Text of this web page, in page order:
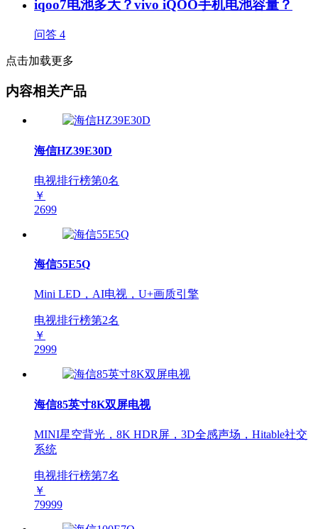
iqoo7电池多大？vivo iQOO手机电池容量？
问答 4
点击加载更多
内容相关产品
海信HZ39E30D
电视排行榜第0名
￥
2699
海信55E5Q
Mini LED，AI电视，U+画质引擎
电视排行榜第2名
￥
2999
海信85英寸8K双屏电视
MINI星空背光，8K HDR屏，3D全感声场，Hitable社交
系统
电视排行榜第7名
￥
79999